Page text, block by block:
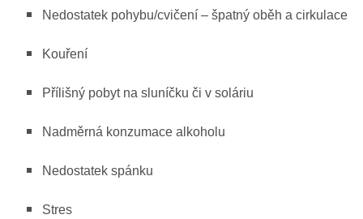
Nedostatek pohybu/cvičení – špatný oběh a cirkulace
Kouření
Přílišný pobyt na sluníčku či v soláriu
Nadměrná konzumace alkoholu
Nedostatek spánku
Stres